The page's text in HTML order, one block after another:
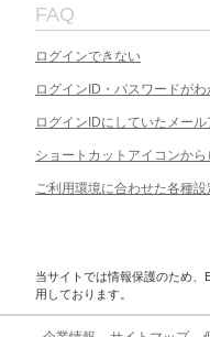
FAQ
ログインできない
ログインID・パスワードが
ログインIDにしていたメー
ショートカットアイコンか
ご利用環境に合わせた各種
当サイトでは情報保護のため、
用しております。